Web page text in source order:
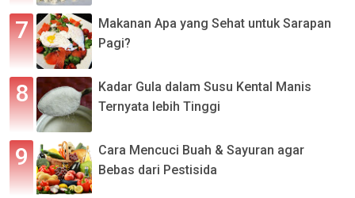
Makanan Apa yang Sehat untuk Sarapan
Pagi?
Kadar Gula dalam Susu Kental Manis
Ternyata lebih Tinggi
Cara Mencuci Buah & Sayuran agar
Bebas dari Pestisida